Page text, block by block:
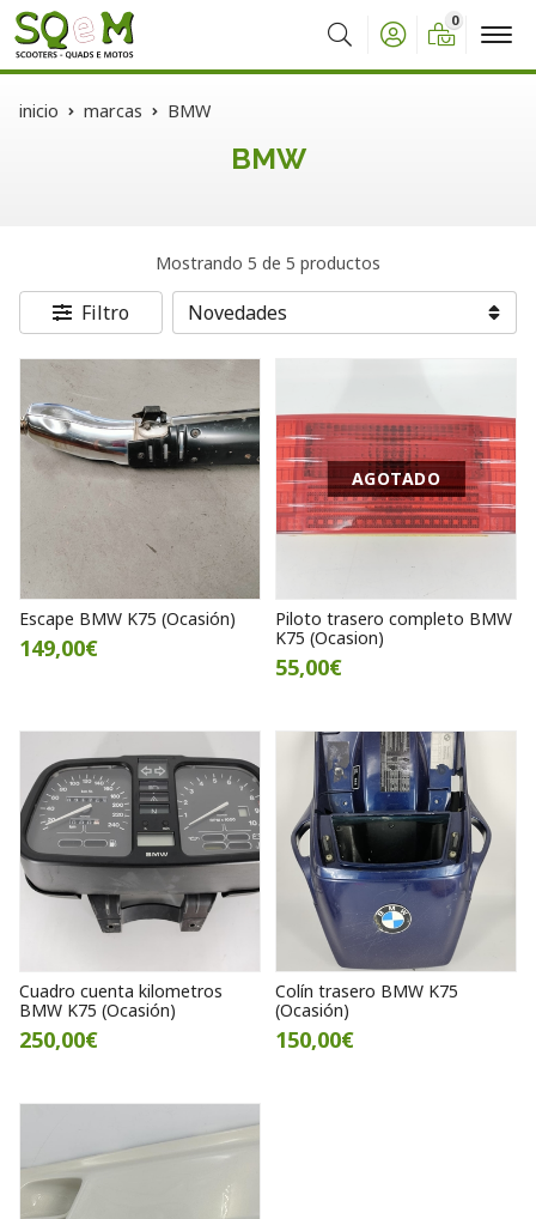
Buscar
0
inicio marcas BMW
BMW
Mostrando 5 de 5 productos
Filtro
Escape BMW K75 (Ocasión)
149,00€
AGOTADO
Piloto trasero completo BMW
K75 (Ocasion)
55,00€
Cuadro cuenta kilometros
BMW K75 (Ocasión)
250,00€
Colín trasero BMW K75
(Ocasión)
150,00€